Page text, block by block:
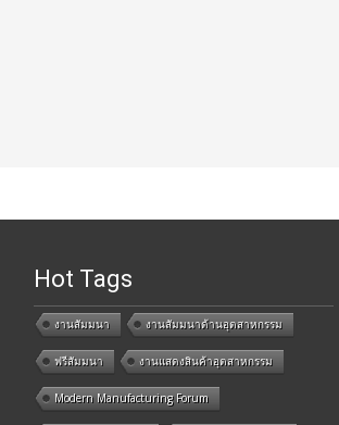
Hot Tags
งานสัมมนา งานสัมมนาด้านอุตสาหกรรม
ฟรีสัมมนา งานแสดงสินค้าอุตสาหกรรม
Modern Manufacturing Forum